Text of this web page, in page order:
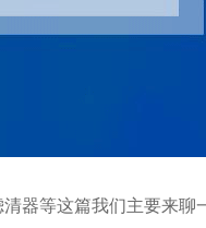
器等这篇我们主要来聊